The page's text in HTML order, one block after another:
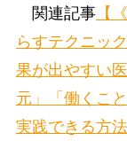
関連記事【
らすテクニッ
果が出やすい
元」「働くこ
実践できる方法